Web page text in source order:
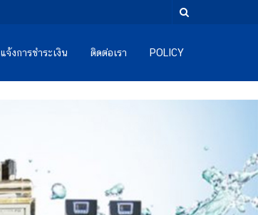
แจ้งการชำระเงิน ติดต่อเรา POLICY